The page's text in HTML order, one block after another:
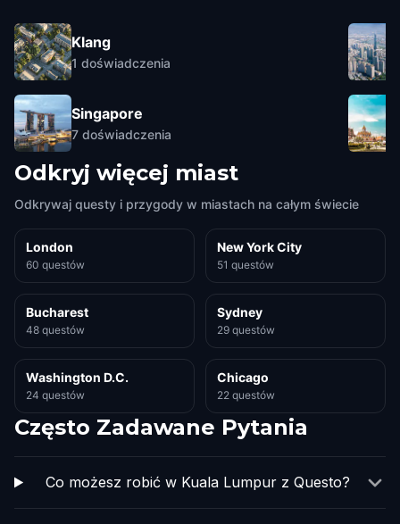
Klang
1 doświadczenia
Singapore
7 doświadczenia
Odkryj więcej miast
Odkrywaj questy i przygody w miastach na całym świecie
London
60 questów
New York City
51 questów
Bucharest
48 questów
Sydney
29 questów
Washington D.C.
24 questów
Chicago
22 questów
Często Zadawane Pytania
Co możesz robić w Kuala Lumpur z Questo?